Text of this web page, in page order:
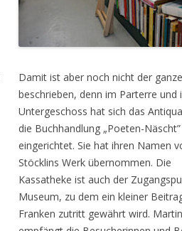
Damit ist aber noch nicht der
beschrieben, denn im Parterre und
Untergeschoss hat sich das
die Buchhandlung „Poeten-Näscht”
eingerichtet. Sie hat ihren Namen
Stöcklins Werk übernommen. Die
Kassatheke ist auch der
Museum, zu dem ein kleiner
Franken zutritt gewährt wird.